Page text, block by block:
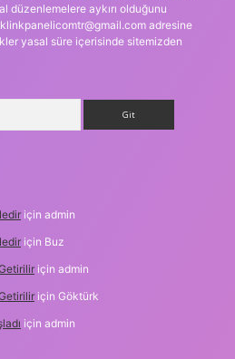
düzenlemelere aykırı olduğunu
adresine
yasal süre içerisinde sitemizden
için admin
için Buz
için admin
için Göktürk
için admin